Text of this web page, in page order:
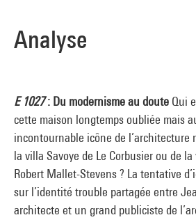
Analyse
E 1027: Du modernisme au doute Qui
cette maison longtemps oubliée mais
incontournable icône de l’architecture
la villa Savoye de Le Corbusier ou de
Robert Mallet-Stevens ? La tentative
sur l’identité trouble partagée entre
architecte et un grand publiciste de